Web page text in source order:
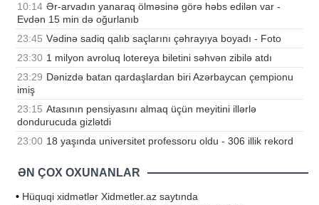
10:14 Ər-arvadın yanaraq ölməsinə görə həbs edilən var -
Evdən 15 min də oğurlanıb
23:45 Vədinə sadiq qalıb saçlarını çəhrayıya boyadı - Foto
23:30 1 milyon avroluq lotereya biletini səhvən zibilə atdı
23:29 Dənizdə batan qardaşlardan biri Azərbaycan çempionu
imiş
23:15 Atasının pensiyasını almaq üçün meyitini illərlə
dondurucuda gizlətdi
23:00 18 yaşında universitet professoru oldu - 306 illik rekord
ƏN ÇOX OXUNANLAR
• Hüquqi xidmətlər Xidmetler.az saytında